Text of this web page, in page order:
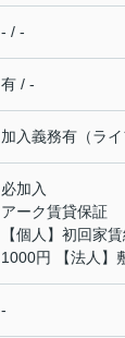
- / -
有 / -
加入義務有（ラ
必加入
アーク賃貸保証
【個人】初回家
1000円 【法人】
-